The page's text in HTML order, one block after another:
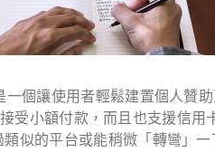
一個讓使用者輕鬆建置個人贊
受小額付款，而且也支援信用
似的平台或能稍微「轉彎」